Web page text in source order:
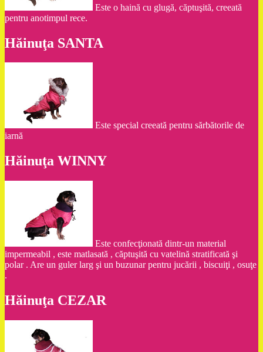
Este o haină cu glugă, căptuşită, creeată
pentru anotimpul rece.
Hăinuţa SANTA
Este special creeată pentru sărbătorile de
iarnă
Hăinuţa WINNY
Este confecţionată dintr-un material
impermeabil , este matlasată , căptuşită cu vatelină stratificată şi
polar . Are un guler larg şi un buzunar pentru jucării , biscuiţi , osuţe
.
Hăinuţa CEZAR